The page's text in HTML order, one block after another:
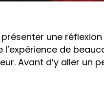
une
de
Avant d’y aller un